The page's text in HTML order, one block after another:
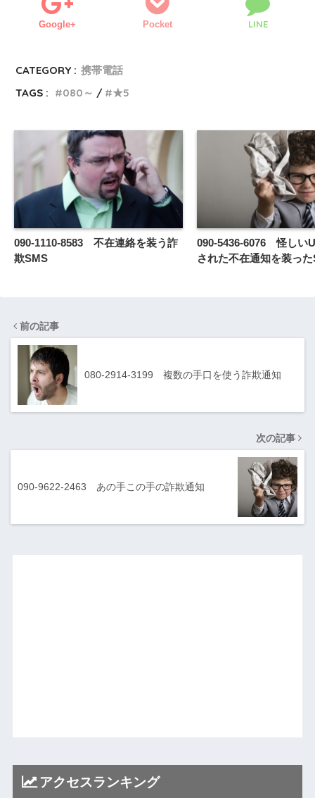
Google+ Pocket LINE
CATEGORY : 携帯電話
TAGS :
080～ ★5
090-1110-8583 不在連絡を装う詐
欺SMS
090-5436-6076 怪しい
された不在通知を装っ
前の記事
080-2914-3199 複数の手口を使う詐欺通知
次の記事
090-9622-2463 あの手この手の詐欺通知
アクセスランキング